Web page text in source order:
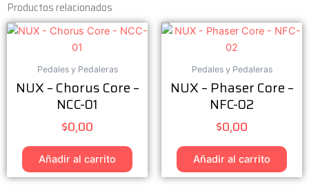
Productos relacionados
Pedales y Pedaleras
NUX – Chorus Core –
NCC-01
$0,00
Añadir al carrito
Pedales y Pedaleras
NUX – Phaser Core –
NFC-02
$0,00
Añadir al carrito